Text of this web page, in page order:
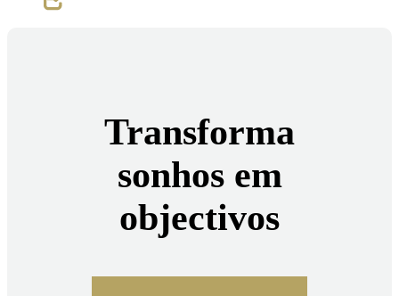
Transforma
sonhos em
objectivos